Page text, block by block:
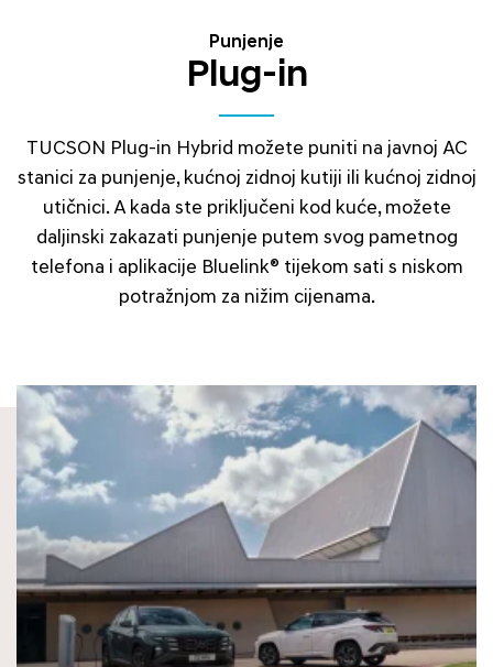
Punjenje
Plug-in
TUCSON Plug-in Hybrid možete puniti na javnoj AC
stanici za punjenje, kućnoj zidnoj kutiji ili kućnoj zidnoj
utičnici. A kada ste priključeni kod kuće, možete
daljinski zakazati punjenje putem svog pametnog
telefona i aplikacije Bluelink® tijekom sati s niskom
potražnjom za nižim cijenama.